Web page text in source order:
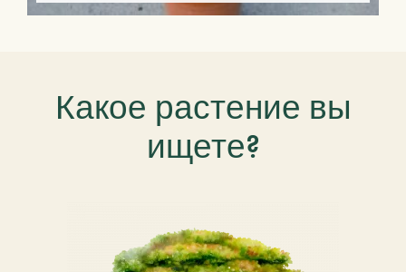
Какое растение вы
ищете?